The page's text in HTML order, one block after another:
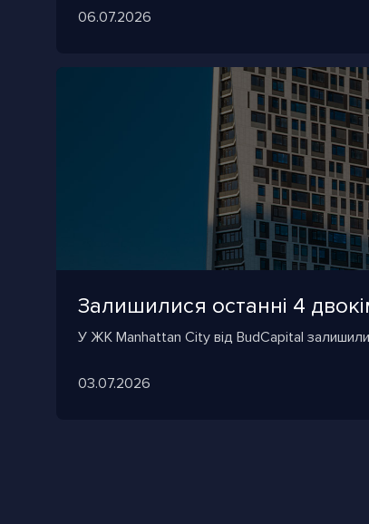
06.07.2026
Залишилися останні 4
У ЖК Manhattan City від BudCapital
03.07.2026